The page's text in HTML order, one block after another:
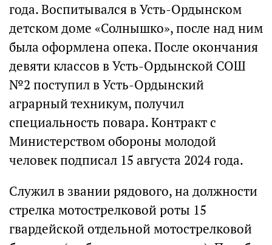
года. Воспитывался в Усть-Ордынском
детском доме «Солнышко», после над ним
была оформлена опека. После окончания
девяти классов в Усть-Ордынской СОШ
№2 поступил в Усть-Ордынский
аграрный техникум, получил
специальность повара. Контракт с
Министерством обороны молодой
человек подписал 15 августа 2024 года.
Служил в звании рядового, на должности
стрелка мотострелковой роты 15
гвардейской отдельной мотострелковой